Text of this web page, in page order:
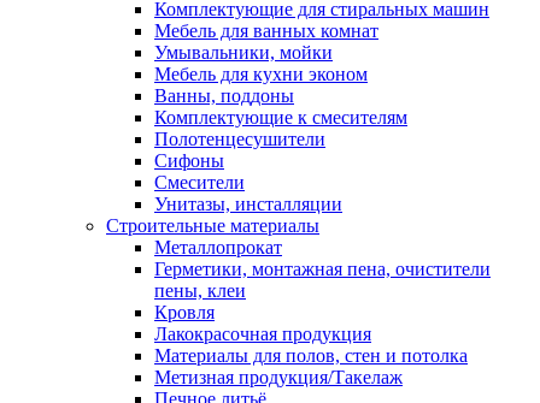
Комплектующие для стиральных машин
Мебель для ванных комнат
Умывальники, мойки
Мебель для кухни эконом
Ванны, поддоны
Комплектующие к смесителям
Полотенцесушители
Сифоны
Смесители
Унитазы, инсталляции
Строительные материалы
Металлопрокат
Герметики, монтажная пена, очистители
пены, клеи
Кровля
Лакокрасочная продукция
Материалы для полов, стен и потолка
Метизная продукция/Такелаж
Печное литьё